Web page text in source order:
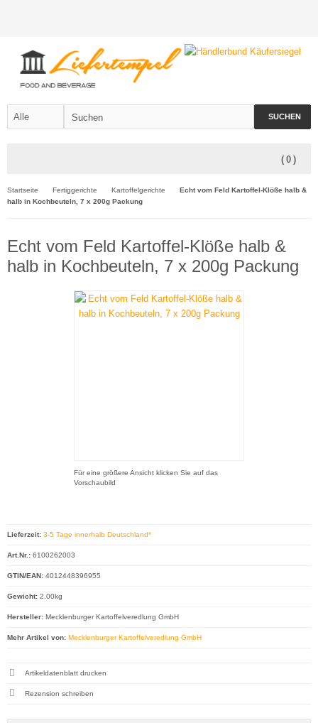
SUCHEN
( 0 )
Startseite Fertiggerichte Kartoffelgerichte
Echt vom Feld Kartoffel-Klöße halb &
halb in Kochbeuteln, 7 x 200g Packung
Echt vom Feld Kartoffel-Klöße halb &
halb in Kochbeuteln, 7 x 200g Packung
Für eine größere Ansicht klicken Sie auf das
Vorschaubild
Lieferzeit: 3-5 Tage innerhalb Deutschland*
Art.Nr.: 6100262003
GTIN/EAN: 4012448396955
Gewicht: 2.00kg
Hersteller: Mecklenburger Kartoffelveredlung GmbH
Mehr Artikel von: Mecklenburger Kartoffelveredlung GmbH
Artikeldatenblatt drucken
Rezension schreiben